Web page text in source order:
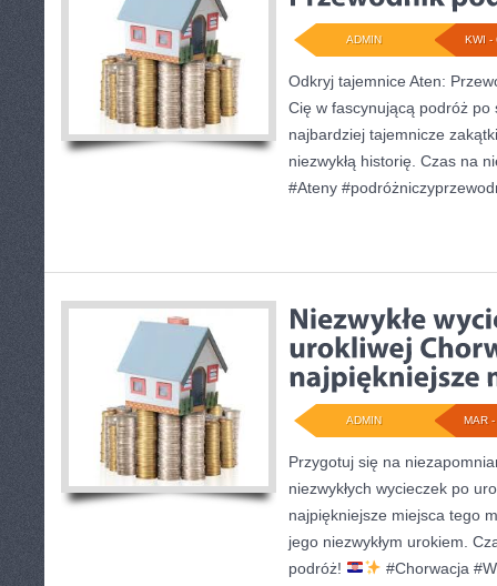
KWI -
ADMIN
Odkryj tajemnice Aten:
Cię w fascynującą podróż po
najbardziej tajemnicze
niezwykłą historię. Czas na
#Ateny
MAR
ADMIN
Przygotuj się na
niezwykłych wycieczek po
najpiękniejsze miejsca tego
jego niezwykłym urokiem.
podróż!
#Chorwacja